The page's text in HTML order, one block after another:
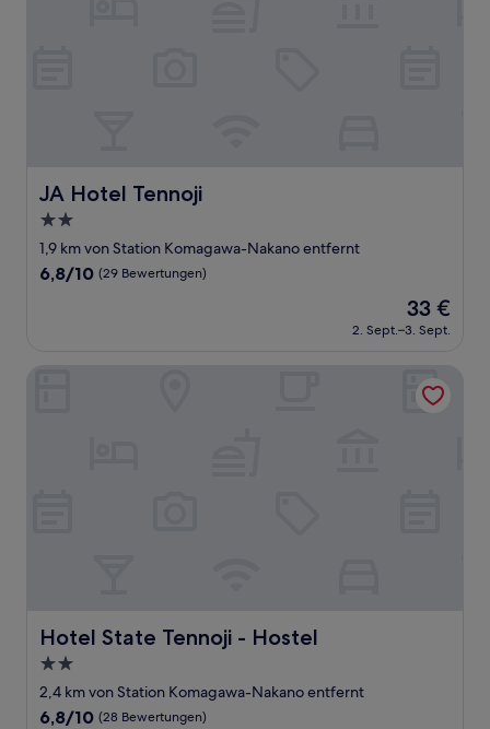
JA Hotel Tennoji
JA Hotel Tennoji
2.0-
Sterne-
Unterkunft
1,9 km von Station Komagawa-Nakano entfernt
6.8
6,8/10 (29 Bewertungen)
Der
Preis
beträgt
33 €
2. Sept.–3. Sept.
Hotel State Tennoji - Hostel
Hotel State Tennoji - Hostel
2.0-
Sterne-
Unterkunft
2,4 km von Station Komagawa-Nakano entfernt
6.8
6,8/10 (28 Bewertungen)